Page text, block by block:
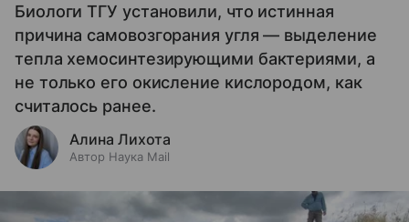
Биологи ТГУ установили, что истинная
причина самовозгорания угля — выделение
тепла хемосинтезирующими бактериями, а
не только его окисление кислородом, как
считалось ранее.
Алина Лихота
Автор Наука Mail